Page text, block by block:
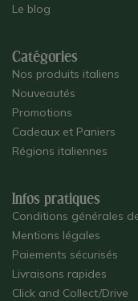
Le blog
Catégories
Nos produits italiens
Nouveautés
Promotions
Cadeaux et Paniers
Régions italiennes
Infos pratiques
Conditions générales
Mentions légales
Paiements sécurisés
Livraisons rapides
Click and Collect/Drive